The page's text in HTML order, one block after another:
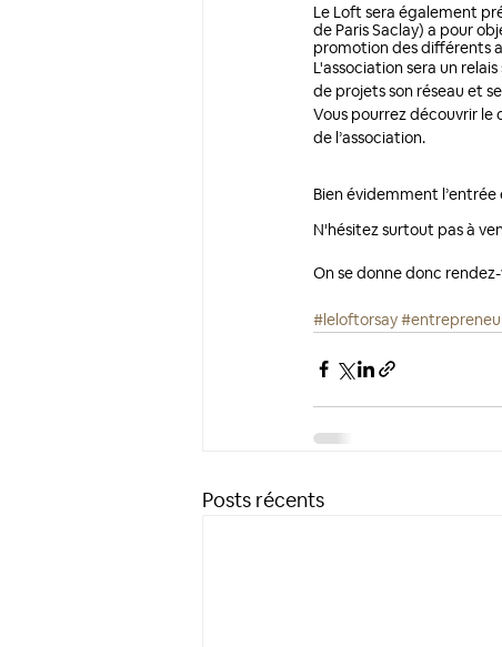
Le Loft sera également
de Paris Saclay) a pour
promotion des différents
L'association sera un
de projets son réseau et
Vous pourrez découvrir le
de l’association.
Bien évidemment
N'hésitez surtout pas à
On se donne donc
#leloftorsay
Posts récents